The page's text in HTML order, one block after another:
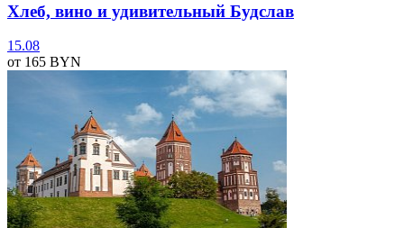
Хлеб, вино и удивительный Будслав
15.08
от 165 BYN